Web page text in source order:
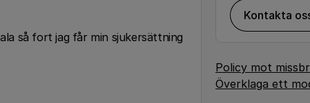
så fort jag får min sjukersättning
Kontakta
Policy mot
Överklaga ett